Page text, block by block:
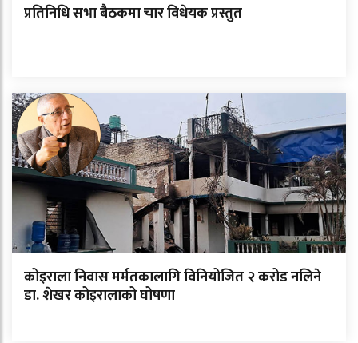
प्रतिनिधि सभा बैठकमा चार विधेयक प्रस्तुत
कोइराला निवास मर्मतकालागि विनियोजित २ करोड नलिने
डा. शेखर कोइरालाको घोषणा